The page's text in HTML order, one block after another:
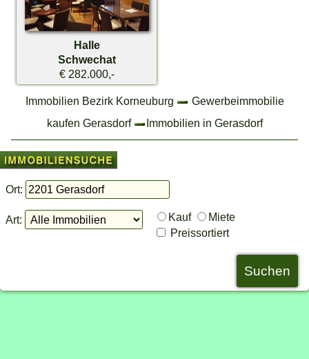
Halle
Schwechat
€ 282.000,-
Immobilien Bezirk Korneuburg
Gewerbeimmobilie
kaufen Gerasdorf
Immobilien in Gerasdorf
Ort:
Art: Kauf
Miete
Preissortiert